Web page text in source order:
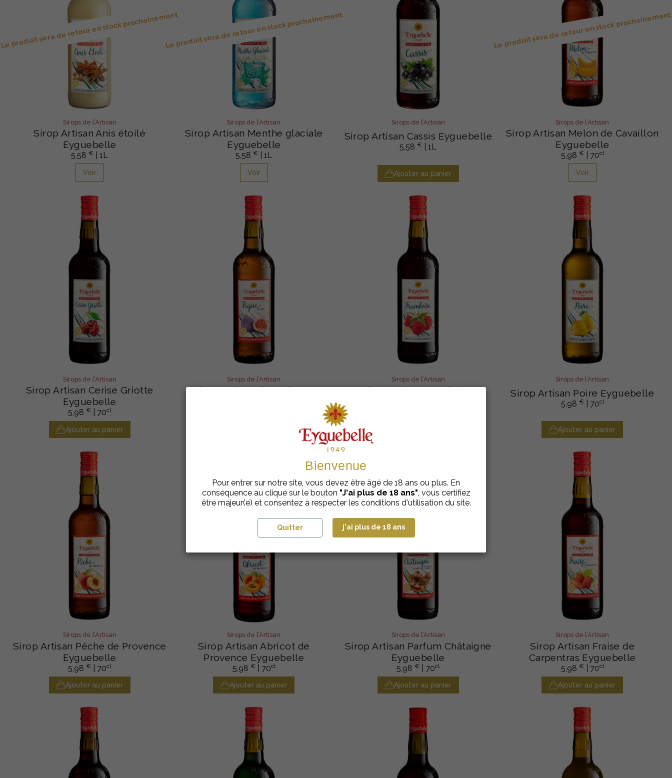
Le produit sera de retour en stock prochainement
Sirops de l’Artisan
Sirop Artisan Anis étoilé
Eyguebelle
5,58 € | 1L
Voir
Le produit sera de retour en stock prochainement
Sirops de l’Artisan
Sirop Artisan Menthe glaciale
Eyguebelle
5,58 € | 1L
Voir
Sirops de l’Artisan
Sirop Artisan Cassis Eyguebelle
5,58 € | 1L
Ajouter au panier
Le produit sera de retour en stock prochainement
Sirops de l’Artisan
Sirop Artisan Melon de Cavaillon
Eyguebelle
5,98 € | 70cl
Voir
Sirops de l’Artisan
Sirop Artisan Cerise Griotte
Eyguebelle
5,98 € | 70cl
Ajouter au panier
Sirops de l’Artisan
Sirop Artisan Figue du Var
Sirops de l’Artisan
Sirop Artisan Framboise
Sirops de l’Artisan
Sirop Artisan Poire Eyguebelle
5,98 € | 70cl
Ajouter au panier
Sirops de l’Artisan
Sirop Artisan Pêche de Provence
Eyguebelle
5,98 € | 70cl
Ajouter au panier
Sirops de l’Artisan
Sirop Artisan Abricot de
Provence Eyguebelle
5,98 € | 70cl
Ajouter au panier
Sirops de l’Artisan
Sirop Artisan Parfum Châtaigne
Eyguebelle
5,98 € | 70cl
Ajouter au panier
Sirops de l’Artisan
Sirop Artisan Fraise de
Carpentras Eyguebelle
5,98 € | 70cl
Ajouter au panier
Bienvenue
Pour entrer sur notre site, vous devez être âgé de 18 ans ou plus. En
conséquence au clique sur le bouton "J'ai plus de 18 ans", vous certifiez
être majeur(e) et consentez à respecter les conditions d'utilisation du site.
Quitter j'ai plus de 18 ans